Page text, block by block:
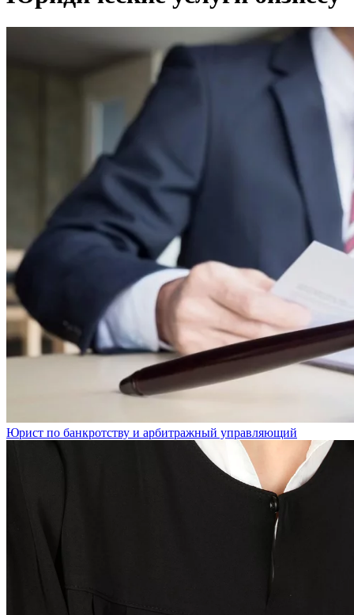
Юрист по банкротству и арбитражный управляющий